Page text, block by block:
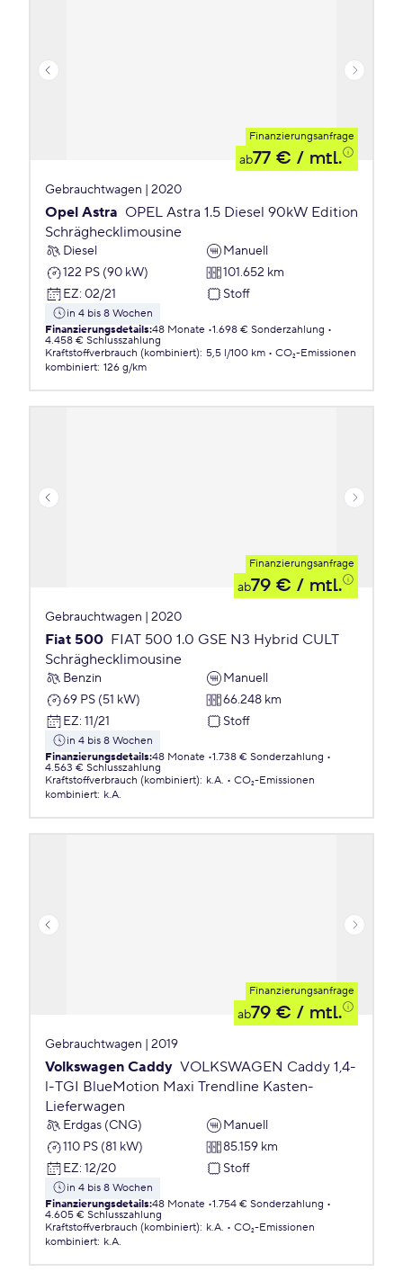
Finanzierungsanfrage
ab77 € / mtl.
Gebrauchtwagen | 2020
Opel Astra OPEL Astra 1.5 Diesel 90kW Edition
Schräghecklimousine
Diesel
Manuell
122 PS (90 kW)
101.652 km
EZ: 02/21 Stoff
in 4 bis 8 Wochen
Finanzierungsdetails:48 Monate 1.698 € Sonderzahlung
4.458 € Schlusszahlung
Kraftstoffverbrauch (kombiniert): 5,5 l/100 km
CO₂-Emissionen
kombiniert: 126 g/km
Finanzierungsanfrage
ab79 € / mtl.
Gebrauchtwagen | 2020
Fiat 500 FIAT 500 1.0 GSE N3 Hybrid CULT
Schräghecklimousine
Benzin
Manuell
69 PS (51 kW)
66.248 km
EZ: 11/21 Stoff
in 4 bis 8 Wochen
Finanzierungsdetails:48 Monate 1.738 € Sonderzahlung
4.563 € Schlusszahlung
Kraftstoffverbrauch (kombiniert): k.A.
CO₂-Emissionen
kombiniert: k.A.
Finanzierungsanfrage
ab79 € / mtl.
Gebrauchtwagen | 2019
Volkswagen Caddy VOLKSWAGEN Caddy 1,4-
l-TGI BlueMotion Maxi Trendline Kasten-
Lieferwagen
Erdgas (CNG)
Manuell
110 PS (81 kW)
85.159 km
EZ: 12/20 Stoff
in 4 bis 8 Wochen
Finanzierungsdetails:48 Monate 1.754 € Sonderzahlung
4.605 € Schlusszahlung
Kraftstoffverbrauch (kombiniert): k.A.
CO₂-Emissionen
kombiniert: k.A.